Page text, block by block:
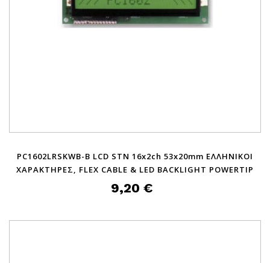
PC1602LRSKWB-B LCD STN 16x2ch 53x20mm ΕΛΛΗΝΙΚΟΙ
ΧΑΡΑΚΤΗΡΕΣ, FLEX CABLE & LED BACKLIGHT POWERTIP
9,20 €